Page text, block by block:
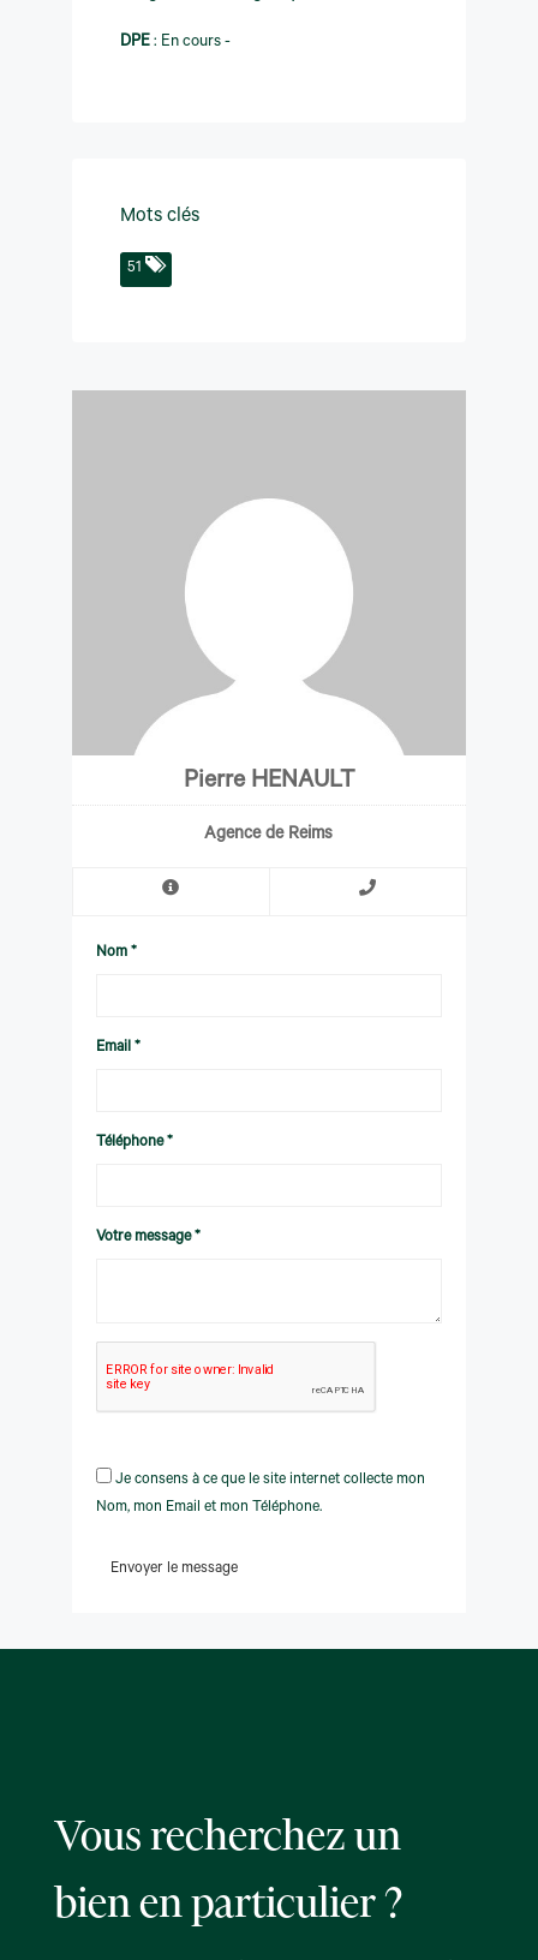
DPE : En cours -
Mots clés
51
Pierre HENAULT
Agence de Reims
Nom *
Email *
Téléphone *
Votre message *
Je consens à ce que le site internet collecte mon
Nom, mon Email et mon Téléphone.
Envoyer le message
Vous recherchez un
bien en particulier ?